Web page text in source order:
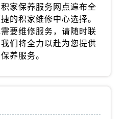
安徽省池州市贵池区长江路积家售后服务中心（需提前预约）
家保养服务网点遍布全
的积家维修中心选择。
要维修服务，请随时联
们将全力以赴为您提供
养服务。